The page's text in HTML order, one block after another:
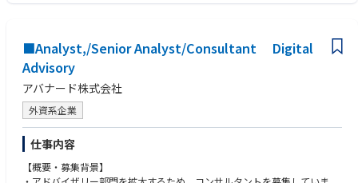
- Empowering every voice
- Encouraging boldness
- Celebrating progress
・Accelerate the impact of our people by:
- Amazing the client
- Prioritizing what matters
- Acting as one
カスタマイズ例​
・業務アプリケーションの開発（Power Apps）：顧客情報管理アプリや
設備点検アプリなど、デスクトップ・モバイルで利用可能な業務アプリを
作成。​
例: 契約書を登録し、承認処理を実施する。併せて契約書を一元管理す
る。​
・プロセス自動化（Power Automate）：ワークフローやタスクを自動化
する。​
例: 新規顧客登録時に、顧客情報をSharePointに記録し、Teamsで通知
を送るフローを構築。​
・Azure Functions / Azure Logic Apps などの開発経験
【求める人物像】
・Microsoft 365、SharePoint、Power Platform、Microsoft Graphなどの
製品に関する中級から上級のアプリケーション開発スキル
・Microsoft製品に関する最新の知識
・顧客のプロセスと問題の理解とコミュニケーション能力
・チームおよび個人での作業能力
・強力なコミュニケーションスキル
・グローバルチームとのプロジェクト作業経験
■Analyst,/Senior Analyst/Consultant Digital
Advisory
アバナード株式会社
外資系企業
仕事内容
【概要・募集背景】